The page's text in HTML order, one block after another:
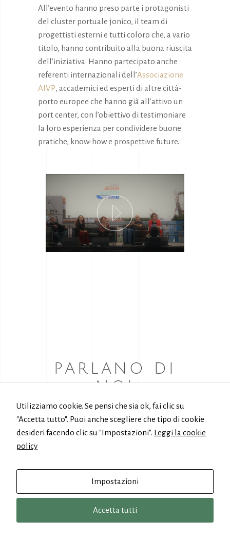
All’evento hanno preso parte i protagonisti
del cluster portuale jonico, il team di
progettisti esterni e tutti coloro che, a vario
titolo, hanno contribuito alla buona riuscita
dell’iniziativa. Hanno partecipato anche
referenti internazionali dell’Associazione
AIVP, accademici ed esperti di altre città-
porto europee che hanno già all’attivo un
port center, con l’obiettivo di testimoniare
la loro esperienza per condividere buone
pratiche, know-how e prospettive future.
PARLANO DI
NOI
Il progetto Open Port e la rete
delle port cities
internazionali
OLIVIER
LEMAIRE
Utilizziamo cookie. Se pensi che sia ok, fai clic su
"Accetta tutto". Puoi anche scegliere che tipo di cookie
desideri facendo clic su "Impostazioni". Leggi la cookie
policy
Impostazioni
Accetta tutti